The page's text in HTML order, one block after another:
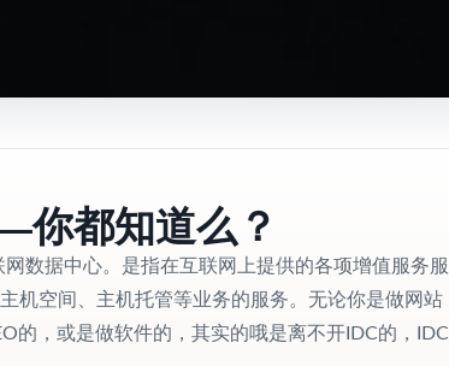
都知道么？
网数据中心。是指在互联网上提供的各项增值服务服
机空间、主机托管等业务的服务。无论你是做网站
的，或是做软件的，其实的哦是离不开IDC的，IDC